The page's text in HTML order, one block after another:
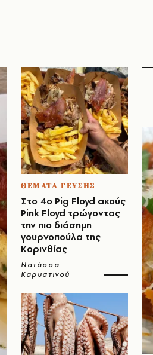
ΘΕΜΑΤΑ ΓΕΥΣΗΣ
Στο 4ο Pig Floyd ακούς
Pink Floyd τρώγοντας
την πιο διάσημη
γουρνοπούλα της
Κορινθίας
Νατάσσα
Καρυστινού